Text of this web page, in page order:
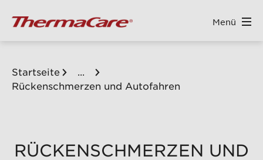
SPRINGEN Menü
Startseite
...
Rückenschmerzen und Autofahren
RÜCKENSCHMERZEN UND